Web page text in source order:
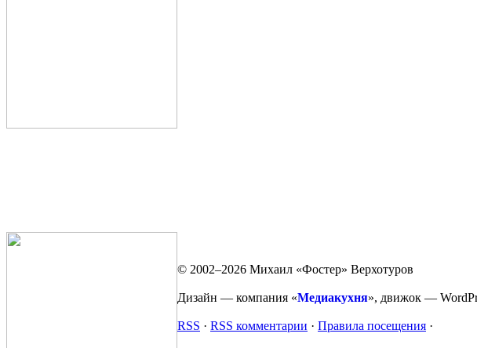
© 2002–2026 Михаил «Фостер» Верхотуров
Дизайн — компания «Медиакухня», движок —
RSS · RSS комментарии · Правила посещения ·